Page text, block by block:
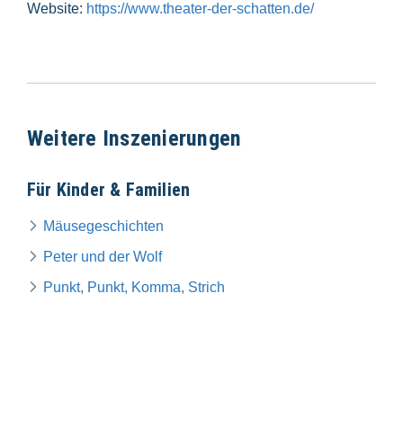
Website: https://www.theater-der-schatten.de/
Weitere Inszenierungen
Für Kinder & Familien
Mäusegeschichten
Peter und der Wolf
Punkt, Punkt, Komma, Strich